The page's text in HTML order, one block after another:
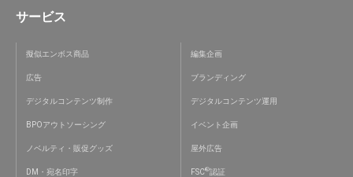
サービス
擬似エンボス商品 編集企画
広告 ブランディング
デジタルコンテンツ制作 デジタルコンテンツ運用
BPOアウトソーシング イベント企画
ノベルティ・販促グッズ 屋外広告
DM・宛名印字 FSC®認証